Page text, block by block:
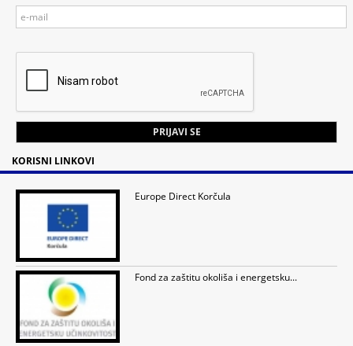
KORISNI LINKOVI
Europe Direct Korčula
Fond za zaštitu okoliša i energetsku...